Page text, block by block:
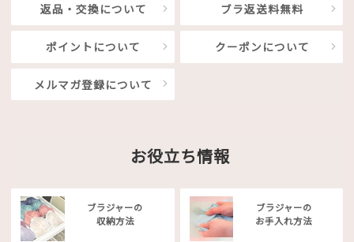
返品・交換について ブラ返送料無料
ポイントについて クーポンについて
メルマガ登録について
お役立ち情報
ブラジャーの
収納方法
ブラジャーの
お手入れ方法